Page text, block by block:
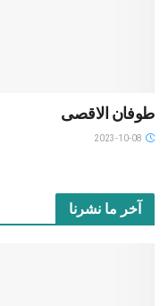
طوفان الاقصى
آخر ما نشرنا